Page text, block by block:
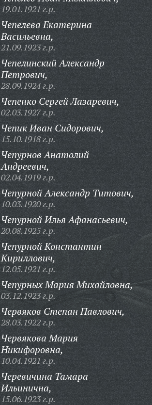
19.01.1921 г.р.
Чепелева Екатерина
Васильевна,
21.09.1923 г.р.
Чепелинский Александр
Петрович,
28.09.1924 г.р.
Чепенко Сергей Лазаревич,
02.03.1927 г.р.
Чепик Иван Сидорович,
15.10.1918 г.р.
Чепурнов Анатолий
Андреевич,
02.04.1919 г.р.
Чепурной Александр Титович,
10.03.1920 г.р.
Чепурной Илья Афанасьевич,
20.08.1925 г.р.
Чепурной Константин
Кириллович,
12.05.1921 г.р.
Чепурных Мария Михайловна,
03.12.1923 г.р.
Червяков Степан Павлович,
28.03.1922 г.р.
Червякова Мария
Никифоровна,
10.04.1921 г.р.
Черевичина Тамара
Ильинична,
15.06.1923 г.р.